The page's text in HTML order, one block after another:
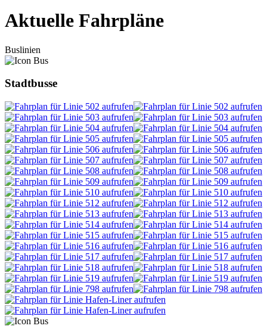
Aktuelle Fahrpläne
Buslinien
Stadtbusse